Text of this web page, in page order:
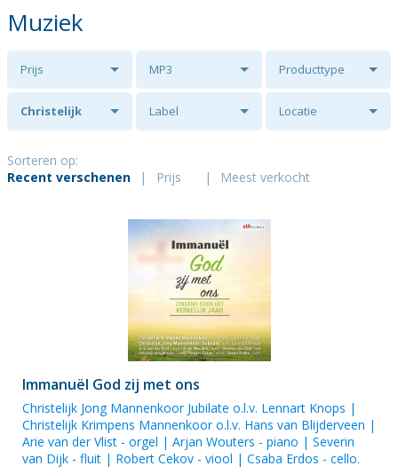
Muziek
Prijs MP3 Producttype
Christelijk
Mannenkoor
Label Locatie
Sorteren op:
Recent verschenen
| Prijs | Meest verkocht
Immanuël God zij met ons
Christelijk Jong Mannenkoor Jubilate o.l.v. Lennart Knops |
Christelijk Krimpens Mannenkooro.l.v. Hans van Blijderveen |
Arie van der Vlist - orgel | Arjan Wouters - piano | Severin
van Dijk - fluit | Robert Cekov - viool | Csaba Erdos - cello.